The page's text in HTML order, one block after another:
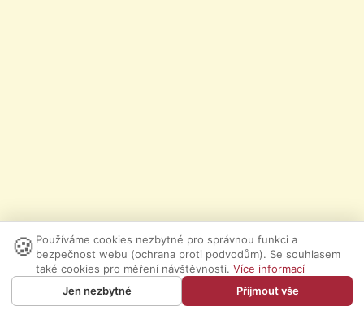
🍪 Používáme cookies nezbytné pro správnou funkci a
bezpečnost webu (ochrana proti podvodům). Se souhlasem
také cookies pro měření návštěvnosti. Více informací
Jen nezbytné
Přijmout vše